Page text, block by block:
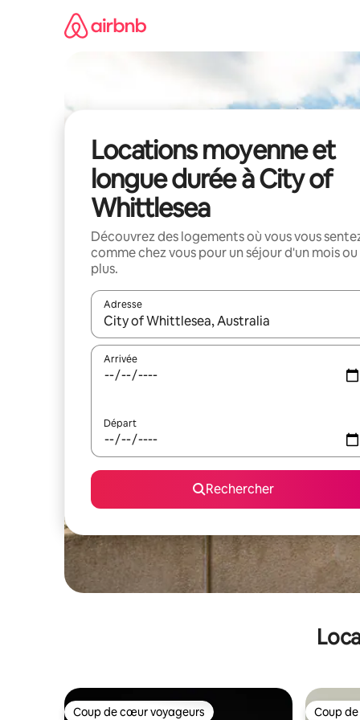
Locations moyenne et
longue durée à City of
Whittlesea
Découvrez des logements où vous vous
comme chez vous pour un séjour d'un mois ou
plus.
Adresse
Lorsque les résultats s'affichent, utilisez les
Arrivée
Départ
Rechercher
Coup de cœur voyageurs Coup